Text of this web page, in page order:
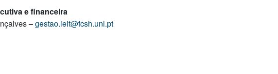
e financeira
–gestao.ielt@fcsh.unl.pt